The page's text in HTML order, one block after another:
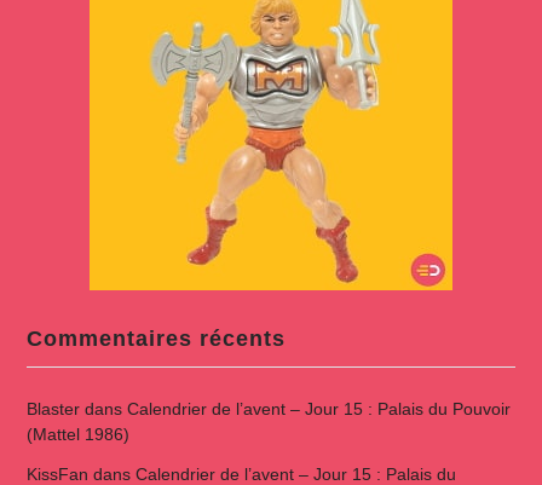
Commentaires récents
Blasterdans Calendrier de l’avent – Jour 15 : Palais du Pouvoir
(Mattel 1986)
KissFan dans Calendrier de l’avent – Jour 15 : Palais du